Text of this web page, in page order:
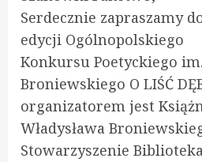
Serdecznie zapraszamy
edycji Ogólnopolskiego
Konkursu Poetyckiego im.
Broniewskiego O LIŚĆ
organizatorem jest
Władysława
Stowarzyszenie